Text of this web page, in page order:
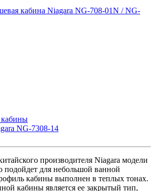
кабина Niagara NG-708-01N / NG-
NG-7308-14
производителя Niagara модели
подойдет для небольшой ванной
кабины выполнен в теплых тонах.
кабины является ее закрытый тип,